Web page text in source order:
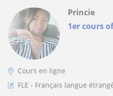
1er cours
Princie
Cours en ligne
FLE - Français langue